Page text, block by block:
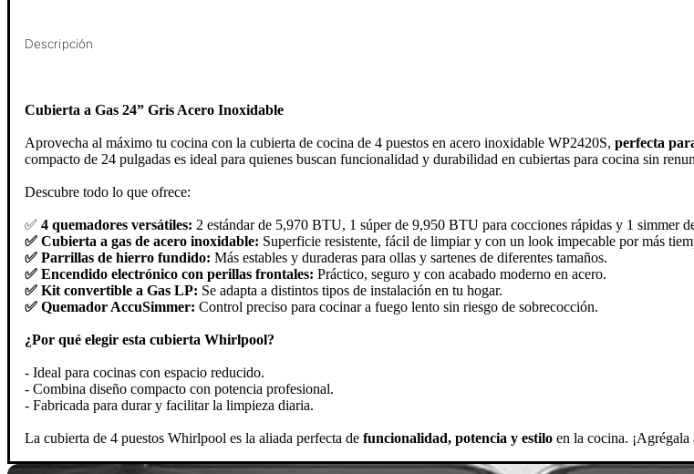
Descripción
Cubierta a Gas 24” Gris Acero Inoxidable
Aprovecha al máximo tu cocina con la cubierta de cocina de 4 puestos en acero inoxidable WP2420S, perfecta
compacto de 24 pulgadas es ideal para quienes buscan funcionalidad y durabilidad en cubiertas para cocina sin
Descubre todo lo que ofrece:
✅ 4 quemadores versátiles: 2 estándar de 5,970 BTU, 1 súper de 9,950 BTU para cocciones rápidas y 1 simmer
✅ Cubierta a gas de acero inoxidable: Superficie resistente, fácil de limpiar y con un look impecable por más
✅ Parrillas de hierro fundido: Más estables y duraderas para ollas y sartenes de diferentes tamaños.
✅ Encendido electrónico con perillas frontales: Práctico, seguro y con acabado moderno en acero.
✅ Kit convertible a Gas LP: Se adapta a distintos tipos de instalación en tu hogar.
✅ Quemador AccuSimmer: Control preciso para cocinar a fuego lento sin riesgo de sobrecocción.
¿Por qué elegir esta cubierta Whirlpool?
- Ideal para cocinas con espacio reducido.
- Combina diseño compacto con potencia profesional.
- Fabricada para durar y facilitar la limpieza diaria.
La cubierta de 4 puestos Whirlpool es la aliada perfecta de funcionalidad, potencia y estilo en la cocina.